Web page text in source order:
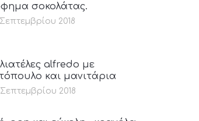
σοκολάτας.
2018
alfredo με
και μανιτάρια
2018